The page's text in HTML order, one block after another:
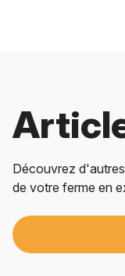
Découvrez
de votre ferme en